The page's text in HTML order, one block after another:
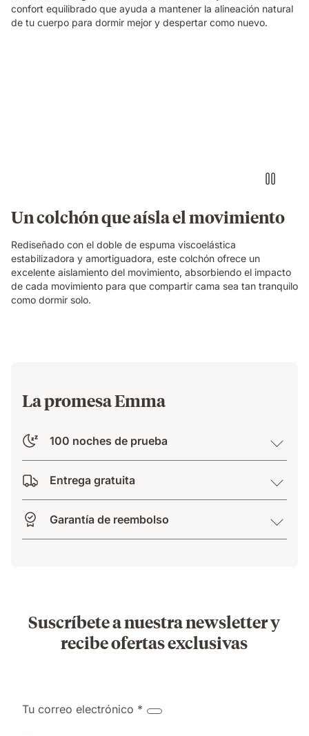
confort equilibrado que ayuda a mantener la alineación natural
de tu cuerpo para dormir mejor y despertar como nuevo.
Original
while
their
partner
sleeps
undisturbed
Un colchón que aísla el movimiento
Rediseñado con el doble de espuma viscoelástica
estabilizadora y amortiguadora, este colchón ofrece un
excelente aislamiento del movimiento, absorbiendo el impacto
de cada movimiento para que compartir cama sea tan tranquilo
como dormir solo.
La promesa Emma
100 noches de prueba
Entrega gratuita
Garantía de reembolso
Suscríbete a nuestra newsletter y
recibe ofertas exclusivas
Tu correo electrónico *